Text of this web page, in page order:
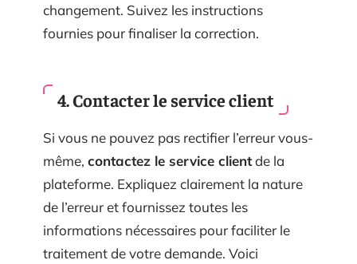
changement. Suivez les instructions
fournies pour finaliser la correction.
4. Contacter le service client
Si vous ne pouvez pas rectifier l’erreur vous-
même, contactez le service clientde la
plateforme. Expliquez clairement la nature
de l’erreur et fournissez toutes les
informations nécessaires pour faciliter le
traitement de votre demande. Voici